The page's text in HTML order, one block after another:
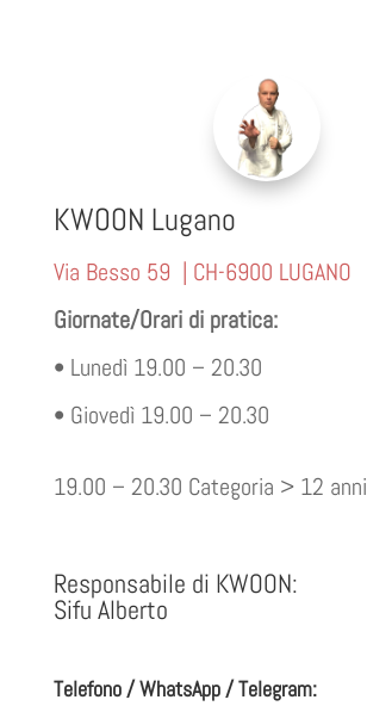
KWOON Lugano
Via Besso 59 | CH-6900 LUGANO
Giornate/Orari di pratica:
• Lunedì 19.00 – 20.30
• Giovedì 19.00 – 20.30
19.00 – 20.30 Categoria > 12 anni
Responsabile di KWOON:
Sifu Alberto
Telefono / WhatsApp / Telegram: